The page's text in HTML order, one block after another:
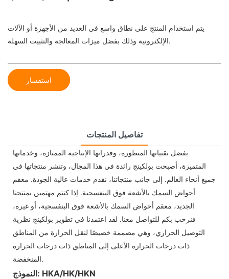
يتم استخدام المنتج على نطاق واسع في العديد من الأجهزة أو الآلات
الإلكترونية وذلك بفضل ميزات المعالجة والتثبيت السهلة.
استفسار
تفاصيل المنتجات
بفضل تقنياتها المتطورة، وقدراتها الإنتاجية الممتازة، وخدماتها
المتميزة، أصبحت بولكينج رائدة في هذا المجال، وتنشر منتجاتها في
جميع أنحاء العالم. إلى جانب منتجاتنا، نقدم خدمات عالية الجودة. معقم
أحواض السمك بالأشعة فوق البنفسجية. إذا كنتم مهتمين بمنتجنا
الجديد، معقم أحواض السمك بالأشعة فوق البنفسجية، أو غيره،
فنرحب بكم للتواصل معنا. لقد اعتمدنا في تطوير بولكينج نظرية
التوصيل الحراري، وهي مصممة خصيصًا لنقل الحرارة من المناطق
ذات درجات الحرارة الأعلى إلى المناطق ذات درجات الحرارة
المنخفضة.
النموذج: HKA/HK/HKN